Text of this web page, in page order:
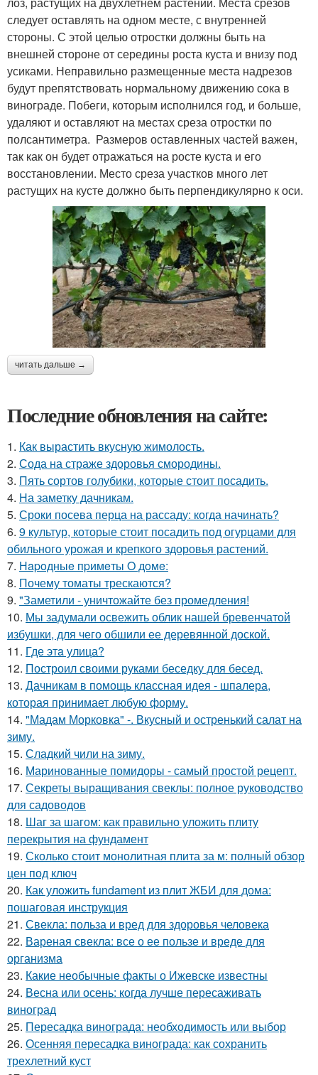
следует оставлять на одном месте, с внутренней
стороны. С этой целью отростки должны быть на
внешней стороне от середины роста куста и внизу под
усиками. Неправильно размещенные места надрезов
будут препятствовать нормальному движению сока в
винограде. Побеги, которым исполнился год, и больше,
удаляют и оставляют на местах среза отростки по
полсантиметра. Размеров оставленных частей важен,
так как он будет отражаться на росте куста и его
восстановлении. Место среза участков много лет
растущих на кусте должно быть перпендикулярно к оси.
читать дальше →
Последние обновления на сайте:
1. Как вырастить вкусную жимолость.
2. Сода на страже здоровья смородины.
3. Пять сортов голубики, которые стоит посадить.
4. На заметку дачникам.
5. Сроки посева перца на рассаду: когда начинать?
6. 9 культур, которые стоит посадить под огурцами для
обильного урожая и крепкого здоровья растений.
7. Нapoдныe пpимeты O дoмe:
8. Почему томаты трескаются?
9. "Заметили - уничтожайте без промедления!
10. Мы задумали освежить облик нашей бревенчатой
избушки, для чего обшили ее деревянной доской.
11. Где этa улица?
12. Построил своими руками беседку для бесед.
13. Дачникам в помощь классная идея - шпалера,
которая принимает любую форму.
14. "Мадам Морковка" -. Вкусный и остренький салат на
зиму.
15. Сладкий чили на зиму.
16. Маринованные помидоры - самый простой рецепт.
17. Секреты выращивания свеклы: полное руководство
для садоводов
18. Шаг за шагом: как правильно уложить плиту
перекрытия на фундамент
19. Сколько стоит монолитная плита за м: полный обзор
цен под ключ
20. Как уложить fundament из плит ЖБИ для дома:
пошаговая инструкция
21. Свекла: польза и вред для здоровья человека
22. Вареная свекла: все о ее пользе и вреде для
организма
23. Какие необычные факты о Ижевске известны
24. Весна или осень: когда лучше пересаживать
виноград
25. Пересадка винограда: необходимость или выбор
26. Осенняя пересадка винограда: как сохранить
трехлетний куст